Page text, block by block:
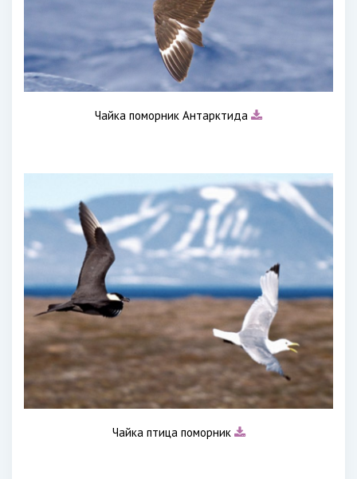
Чайка поморник Антарктида
Чайка птица поморник